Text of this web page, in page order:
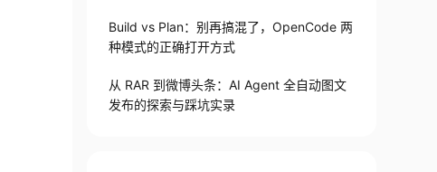
Build vs Plan：别再搞混了，OpenCode 两
种模式的正确打开方式
从 RAR 到微博头条：AI Agent 全自动图文
发布的探索与踩坑实录